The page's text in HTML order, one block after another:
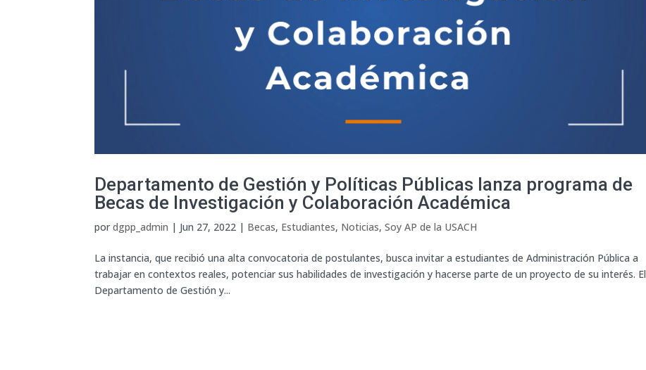
Departamento de Gestión y Políticas Públicas lanza programa de
Becas de Investigación y Colaboración Académica
pordgpp_admin | Jun 27, 2022 | Becas, Estudiantes, Noticias,Soy AP de la USACH
La instancia, que recibió una alta convocatoria de postulantes, busca invitar a estudiantes de Administración Pública a
trabajar en contextos reales, potenciar sus habilidades de investigación y hacerse parte de un proyecto de su interés. El
Departamento de Gestión y...